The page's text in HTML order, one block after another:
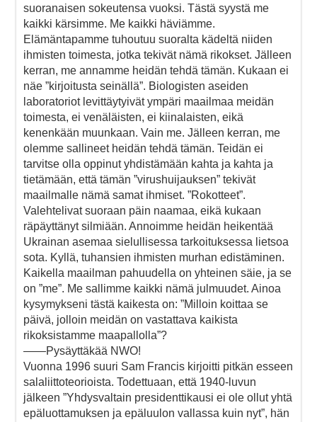
suoranaisen sokeutensa vuoksi. Tästä syystä me
kaikki kärsimme. Me kaikki häviämme.
Elämäntapamme tuhoutuu suoralta kädeltä niiden
ihmisten toimesta, jotka tekivät nämä rikokset. Jälleen
kerran, me annamme heidän tehdä tämän. Kukaan ei
näe ”kirjoitusta seinällä”. Biologisten aseiden
laboratoriot levittäytyivät ympäri maailmaa meidän
toimesta, ei venäläisten, ei kiinalaisten, eikä
kenenkään muunkaan. Vain me. Jälleen kerran, me
olemme sallineet heidän tehdä tämän. Teidän ei
tarvitse olla oppinut yhdistämään kahta ja kahta ja
tietämään, että tämän ”virushuijauksen” tekivät
maailmalle nämä samat ihmiset. ”Rokotteet”.
Valehtelivat suoraan päin naamaa, eikä kukaan
räpäyttänyt silmiään. Annoimme heidän heikentää
Ukrainan asemaa sielullisessa tarkoituksessa lietsoa
sota. Kyllä, tuhansien ihmisten murhan edistäminen.
Kaikella maailman pahuudella on yhteinen säie, ja se
on ”me”. Me sallimme kaikki nämä julmuudet. Ainoa
kysymykseni tästä kaikesta on: ”Milloin koittaa se
päivä, jolloin meidän on vastattava kaikista
rikoksistamme maapallolla”?
——Pysäyttäkää NWO!
Vuonna 1996 suuri Sam Francis kirjoitti pitkän esseen
salaliittoteorioista. Todettuaan, että 1940-luvun
jälkeen ”Yhdysvaltain presidenttikausi ei ole ollut yhtä
epäluottamuksen ja epäluulon vallassa kuin nyt”, hän